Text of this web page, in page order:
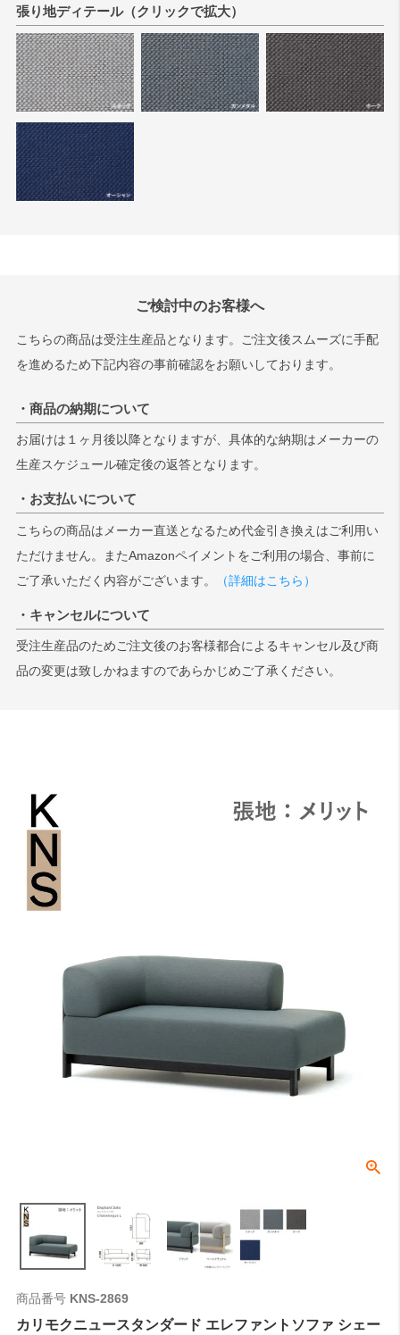
張り地ディテール（クリックで拡大）
ご検討中のお客様へ
こちらの商品は受注生産品となります。ご注文後スムーズに手配
を進めるため下記内容の事前確認をお願いしております。
・商品の納期について
お届けは１ヶ月後以降となりますが、具体的な納期はメーカーの
生産スケジュール確定後の返答となります。
・お支払いについて
こちらの商品はメーカー直送となるため代金引き換えはご利用い
ただけません。またAmazonペイメントをご利用の場合、事前に
ご了承いただく内容がございます。
（詳細はこちら）
・キャンセルについて
受注生産品のためご注文後のお客様都合によるキャンセル及び商
品の変更は致しかねますのであらかじめご了承ください。
商品番号 KNS-2869
カリモクニュースタンダード エレファントソファ シェー